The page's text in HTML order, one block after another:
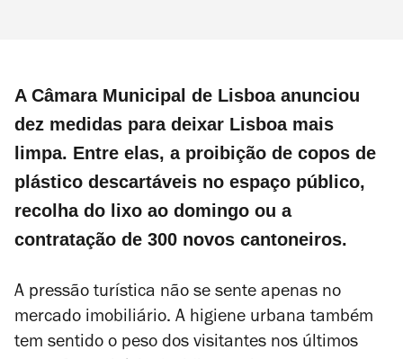
A Câmara Municipal de Lisboa anunciou
dez medidas para deixar Lisboa mais
limpa. Entre elas, a proibição de copos de
plástico descartáveis no espaço público,
recolha do lixo ao domingo ou a
contratação de 300 novos cantoneiros.
A pressão turística não se sente apenas no
mercado imobiliário. A higiene urbana também
tem sentido o peso dos visitantes nos últimos